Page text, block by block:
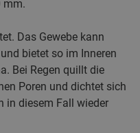
mm.
Das Gewebe kann
bietet so im Inneren
Bei Regen quillt die
Poren und dichtet sich
in diesem Fall wieder